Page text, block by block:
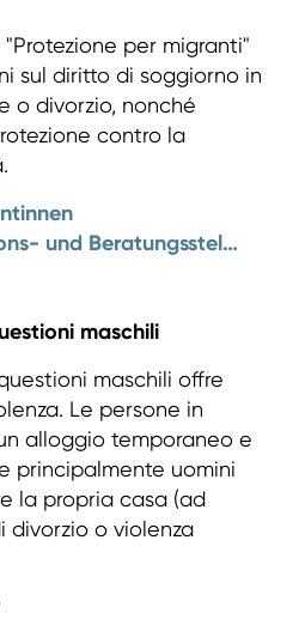
per migranti"
sul diritto di soggiorno in
o divorzio, nonché
contro la
Beratungsstelle für Frauen
maschili
maschili offre
Le persone in
alloggio temporaneo e
principalmente uomini
la propria casa (ad
divorzio o violenza